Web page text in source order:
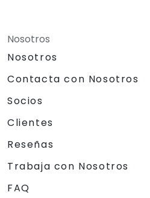
Nosotros
Nosotros
Contacta con Nosotros
Socios
Clientes
Reseñas
Trabaja con Nosotros
FAQ